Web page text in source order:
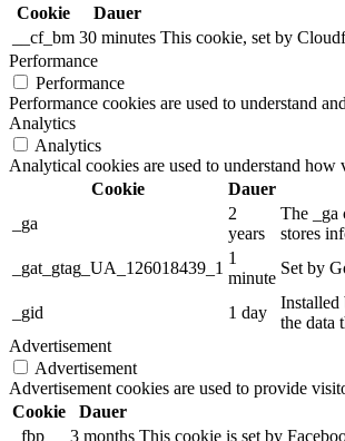
Cookie
Dauer
__cf_bm 30 minutes This cookie, set by
Performance
Performance
Performance cookies are used to understand
Analytics
Analytics
Analytical cookies are used to understand
Cookie
Dauer
_ga
2
years
The _ga
stores
_gat_gtag_UA_126018439_1
1
minute
Set by
_gid 1 day
Installed
the data
Advertisement
Advertisement
Advertisement cookies are used to provide
Cookie
Dauer
_fbp
3 months This cookie is set by